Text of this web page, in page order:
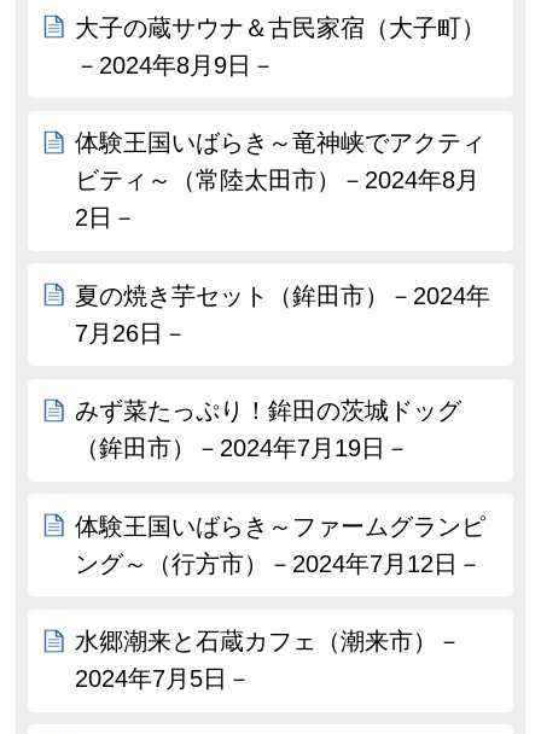
大子の蔵サウナ＆古民家宿（大子町）
－2024年8月9日－
体験王国いばらき～竜神峡でアクティ
ビティ～（常陸太田市）－2024年8月
2日－
夏の焼き芋セット（鉾田市）－2024年
7月26日－
みず菜たっぷり！鉾田の茨城ドッグ
（鉾田市）－2024年7月19日－
体験王国いばらき～ファームグランピ
ング～（行方市）－2024年7月12日－
水郷潮来と石蔵カフェ（潮来市）－
2024年7月5日－